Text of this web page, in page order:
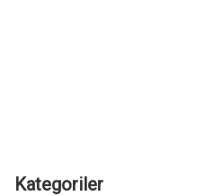
Kategoriler